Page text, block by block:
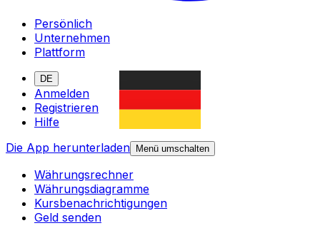
Persönlich
Unternehmen
Plattform
DE
Anmelden
Registrieren
Hilfe
Die App herunterladen
Menü umschalten
Währungsrechner
Währungsdiagramme
Kursbenachrichtigungen
Geld senden